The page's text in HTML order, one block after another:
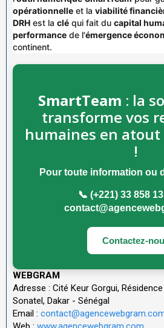
opérationnelle et la viabilité
DRH est la clé qui fait du capital
performance de l'émergence
continent.
SmartTeam : la
transforme vos
humaines en
!
Pour toute information ou
📞 (+221) 33 858
Contactez-
WEBGRAM
Adresse : Cité Keur Gorgui,
Sonatel, Dakar - Sénégal
Email :